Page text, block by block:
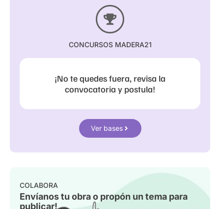
CONCURSOS MADERA21
¡No te quedes fuera, revisa la
convocatoria y postula!
Ver bases
COLABORA
Envíanos tu obra o propón un tema para
publicar!